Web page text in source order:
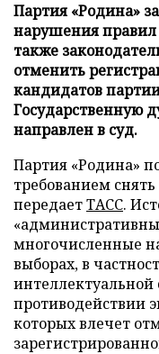
Партия «Родина»
нарушения
также
отменить
кандидатов
Государственную
направлен в суд.
Партия «Родина»
требованием
передаетТАСС.
многочисленные
выборах, в
интеллектуальной
противодействии
которых влечет